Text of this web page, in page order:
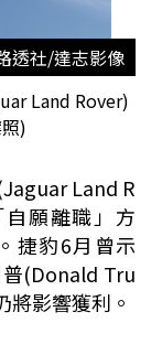
透社/達志影像
Land Rover)
)
Land R
願離職」方
捷豹6月曾示
(Donald Tru
影響獲利。